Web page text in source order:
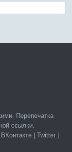
Перепечатка
ссылки.
ВКонтакте| Twitter|